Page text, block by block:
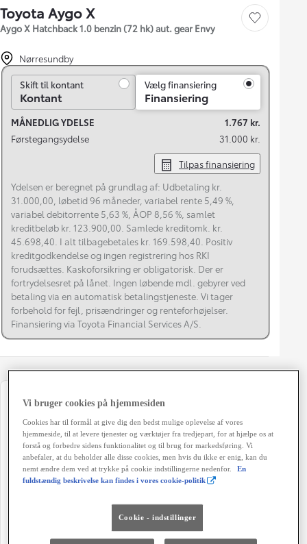
Toyota Aygo X
Aygo X Hatchback 1.0 benzin (72 hk) aut. gear Envy
Gem bil
Nørresundby
Skift til kontant
Skift til kontant
Kontant
Vælg finansiering
Finansiering
MÅNEDLIG YDELSE
1.767 kr.
Førstegangsydelse
31.000 kr.
Tilpas finansiering
Ydelsen er beregnet på grundlag af: Udbetaling kr.
31.000,00, løbetid 96 måneder, variabel rente 5,49 %,
variabel debitorrente 5,63 %, ÅOP 8,56 %, samlet
kreditbeløb kr. 123.900,00. Samlede kreditomk. kr.
45.698,40. I alt tilbagebetales kr. 169.598,40. Positiv
kreditgodkendelse og ingen registrering hos RKI
forudsættes. Kaskoforsikring er obligatorisk. Der er
fortrydelsesret på lånet. Ingen løbende mdl. gebyrer ved
betaling via en automatisk betalingstjeneste. Vi tager
forbehold for fejl, prisændringer og renteforhøjelser.
Finansiering via Toyota Financial Services A/S.
Registreringsår
05-2022
Modelår
2022
Kilometertal
42.000 km
Brændstof
Benzin
Karosseri
Hestekræfter
72 HK
Vi bruger cookies på hjemmesiden
Cookies har til formål at give dig den bedst mulige oplevelse af vores
hjemmeside, til at levere tjenester og værktøjer fra tredjepart, for at hjælpe os at
forstå og forbedre sidens funktionalitet og til brug for markedsføring. Vi
anbefaler, at du beholder alle disse cookies, men hvis du ikke er enig, kan du
nemt ændre dem ved at trykke på cookie indstillingerne nedenfor.
En
fuldstændig beskrivelse kan findes i vores cookie-politik
Cookie - indstillinger